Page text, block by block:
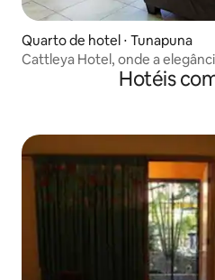
Quarto de hotel ⋅ Tunapuna
Cattleya Hotel, onde a
Hotéis